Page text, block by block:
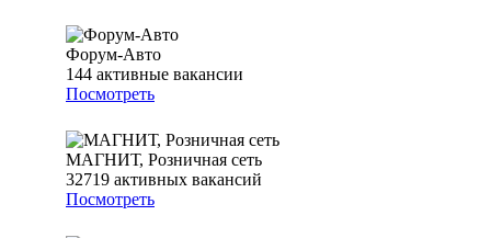
Форум-Авто
144 активные вакансии
Посмотреть
МАГНИТ, Розничная сеть
32719 активных вакансий
Посмотреть